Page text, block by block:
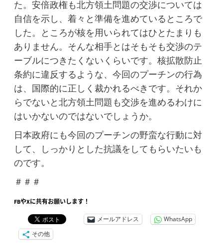
た。安倍政権も北方領土問題の交渉については
自信を示し、着々と準備を進めているところで
した。ところが核を用いられてはひとたまりも
ありません。そんな相手とはそもそも交渉のテ
ーブルにつきたくないくらいです。核拡散防止
条約に違反するような、今回のプーチンの行為
は、国際的に正しく裁かれるべきです。それか
らでないと北方領土問題も交渉を進めるわけに
はいかないのではないでしょうか。
日本政府にも今回のプーチンの野蛮な行動に対
して、しっかりとした抗議をしてもらいたいも
のです。
＃＃＃
FBやXに共有お願いします！
メールアドレス
WhatsApp
その他